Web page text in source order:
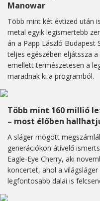
Manowar
Több mint két évtized után
metal egyik legismertebb
án a Papp László Budapest
teljes egészében eljátssza
emellett természetesen a
maradnak ki a programból.
Több mint 160 millió
– most élőben
A sláger mögött
generációkon átívelő
Eagle-Eye Cherry, aki
koncertet, ahol a
legfontosabb dalai is